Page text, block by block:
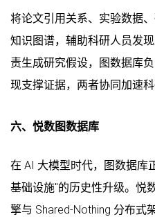
将论文引用关系、实验数据
知识图谱，辅助科研人员发
责生成研究假设，图数据库
现支撑证据，两者协同加速科
六、悦数图数据库
在 AI 大模型时代，图数据库
基础设施"的历史性升级。悦
擎与 Shared-Nothing 分布式